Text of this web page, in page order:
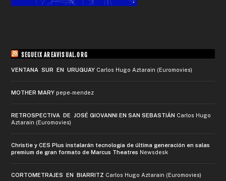
SEGUEIX AREAVISUAL.ORG
VENTANA SUR EN URUGUAY Carlos Hugo Aztarain (Euromovies)
MOTHER MARY pepe-mendez
RETROSPECTIVA DE JOSÉ GIOVANNI EN SAN SEBASTIÁN Carlos Hugo
Aztarain (Euromovies)
Christie y CES Plus instalarán tecnología de última generación en salas
premium de gran formato de Marcus Theatres Newsdesk
CORTOMETRAJES EN BIARRITZ Carlos Hugo Aztarain (Euromovies)